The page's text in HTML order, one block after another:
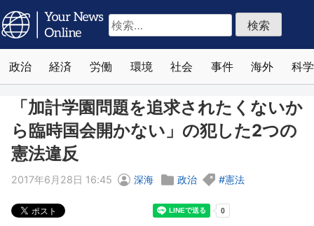
検
索:
政治 経済 労働 環境 社会 事件 海外 科学
「加計学園問題を追求されたくないか
ら臨時国会開かない」の犯した2つの
憲法違反
2017年6月28日 16:45 深海 政治 憲法